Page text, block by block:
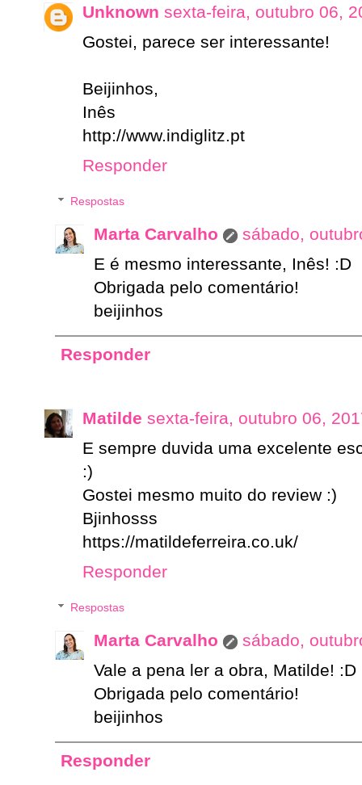
Unknown sexta-feira, outubro 06,
Gostei, parece ser interessante!
Beijinhos,
Inês
http://www.indiglitz.pt
Responder
Respostas
Marta Carvalho
sábado,
E é mesmo interessante, Inês! :D
Obrigada pelo comentário!
beijinhos
Responder
Matilde sexta-feira, outubro 06,
E sempre duvida uma excelente
:)
Gostei mesmo muito do review :)
Bjinhosss
https://matildeferreira.co.uk/
Responder
Respostas
Marta Carvalho
sábado,
Vale a pena ler a obra, Matilde! :D
Obrigada pelo comentário!
beijinhos
Responder